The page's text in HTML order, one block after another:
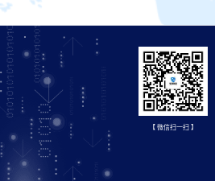
【 微信扫一扫 】